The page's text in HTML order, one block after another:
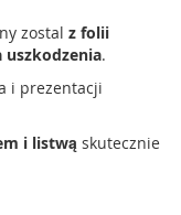
zostal z folii
uszkodzenia.
i prezentacji
i listwą skutecznie